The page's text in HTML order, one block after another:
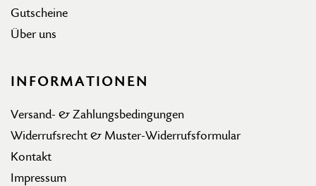
Gutscheine
Über uns
INFORMATIONEN
Versand- & Zahlungsbedingungen
Widerrufsrecht & Muster-Widerrufsformular
Kontakt
Impressum